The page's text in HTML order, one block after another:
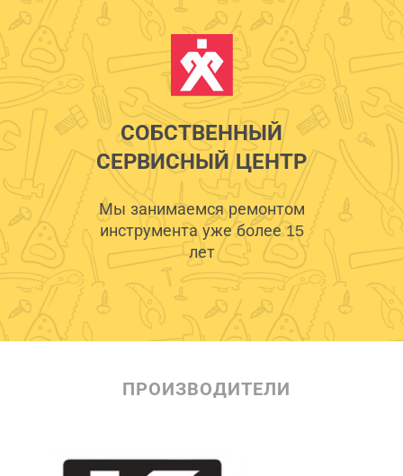
СОБСТВЕННЫЙ
СЕРВИСНЫЙ ЦЕНТР
Мы занимаемся ремонтом
инструмента уже более 15
лет
ПРОИЗВОДИТЕЛИ